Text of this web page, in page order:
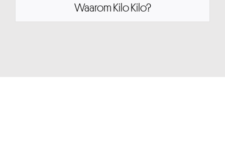
Waarom Kilo Kilo?